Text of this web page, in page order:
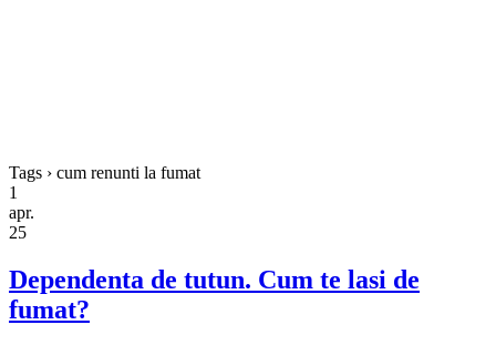
Tags › cum renunti la fumat
1
apr.
25
Dependenta de tutun. Cum te lasi de
fumat?